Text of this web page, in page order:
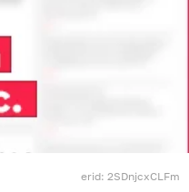
erid: 2SDnjcxCLFm